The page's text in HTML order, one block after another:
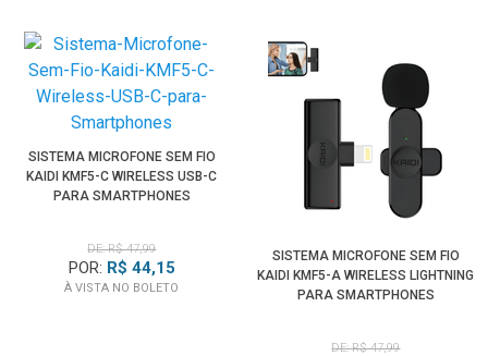
SISTEMA MICROFONE SEM FIO
KAIDI KMF5-C WIRELESS USB-C
PARA SMARTPHONES
DE: R$ 47,99
POR: R$ 44,15
À VISTA NO BOLETO
SISTEMA MICROFONE SEM FIO
KAIDI KMF5-A WIRELESS LIGHTNING
PARA SMARTPHONES
DE: R$ 47,99